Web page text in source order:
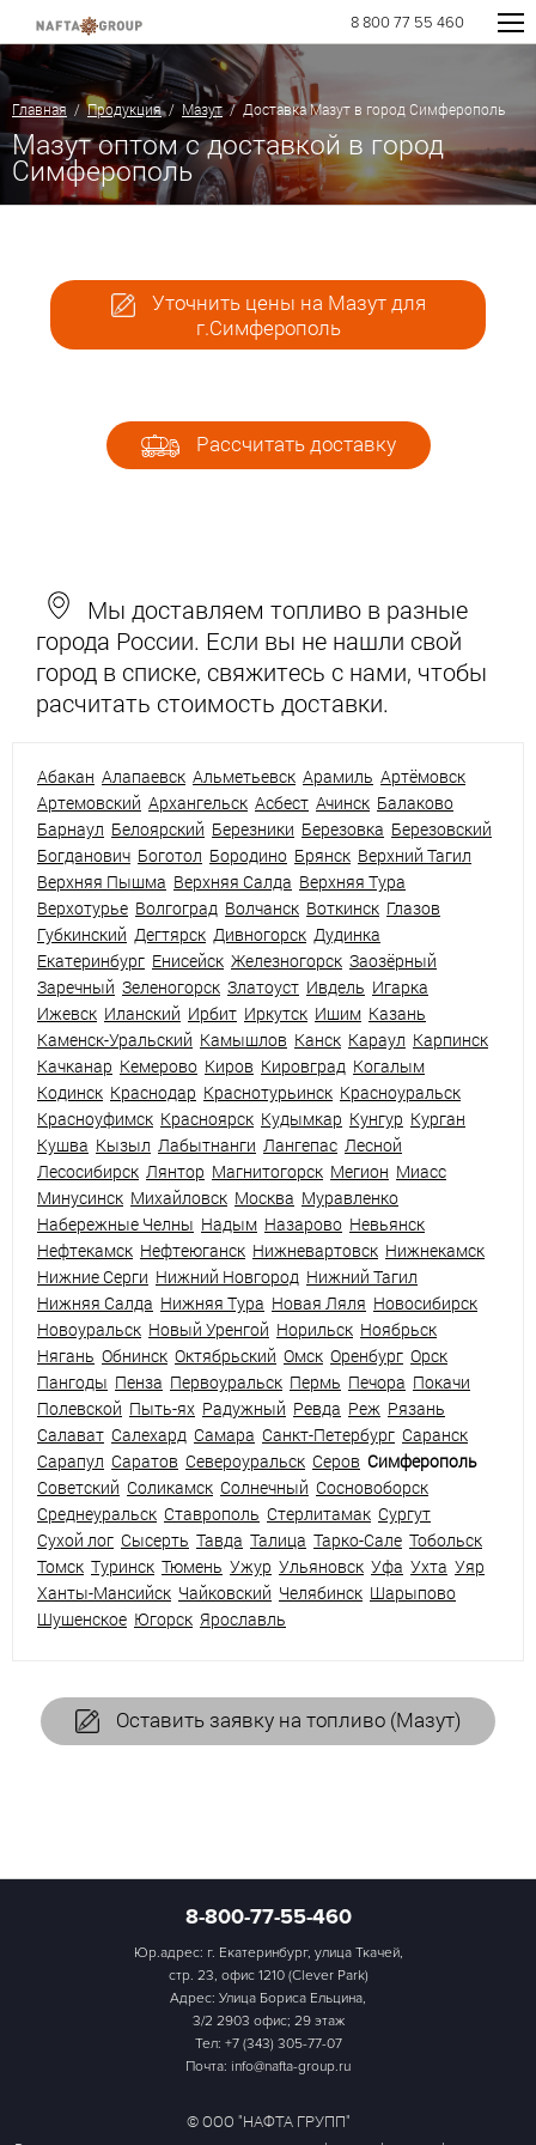
8 800 77 55 460
Главная /Продукция/ Мазут/ Доставка Мазут в город Симферополь
Мазут оптом с доставкой в город
Симферополь
Уточнить цены на Мазут для
г.Симферополь
Рассчитать доставку
Мы доставляем топливо в разные
города России. Если вы не нашли свой
город в списке, свяжитесь с нами, чтобы
расчитать стоимость доставки.
Абакан Алапаевск Альметьевск Арамиль Артёмовск
Артемовский Архангельск Асбест Ачинск Балаково
Барнаул Белоярский Березники Березовка Березовский
Богданович Боготол Бородино Брянск Верхний Тагил
Верхняя Пышма Верхняя Салда Верхняя Тура
Верхотурье Волгоград Волчанск Воткинск Глазов
Губкинский Дегтярск Дивногорск Дудинка
Екатеринбург Енисейск Железногорск Заозёрный
Заречный Зеленогорск Златоуст Ивдель Игарка
Ижевск Иланский Ирбит Иркутск Ишим Казань
Каменск-Уральский Камышлов Канск Караул Карпинск
Качканар Кемерово Киров Кировград Когалым
Кодинск Краснодар Краснотурьинск Красноуральск
Красноуфимск Красноярск Кудымкар Кунгур Курган
Кушва Кызыл Лабытнанги Лангепас Лесной
Лесосибирск Лянтор Магнитогорск Мегион Миасс
Минусинск Михайловск Москва Муравленко
Набережные Челны Надым Назарово Невьянск
Нефтекамск Нефтеюганск Нижневартовск Нижнекамск
Нижние Серги Нижний Новгород Нижний Тагил
Нижняя Салда Нижняя Тура Новая Ляля Новосибирск
Новоуральск Новый Уренгой Норильск Ноябрьск
Нягань Обнинск Октябрьский Омск Оренбург Орск
Пангоды Пенза Первоуральск Пермь Печора Покачи
Полевской Пыть-ях Радужный Ревда Реж Рязань
Салават Салехард Самара Санкт-Петербург Саранск
Сарапул Саратов Североуральск Серов Симферополь
Советский Соликамск Солнечный Сосновоборск
Среднеуральск Ставрополь Стерлитамак Сургут
Сухой лог Сысерть Тавда Талица Тарко-Сале Тобольск
Томск Туринск Тюмень Ужур Ульяновск Уфа Ухта Уяр
Ханты-Мансийск Чайковский Челябинск Шарыпово
Шушенское Югорск Ярославль
Оставить заявку на топливо (Мазут)
8-800-77-55-460
Юр.адрес: г. Екатеринбург, улица Ткачей,
стр. 23, офис 1210 (Clever Park)
Адрес: Улица Бориса Ельцина,
3/2 2903 офис; 29 этаж
Тел: +7 (343) 305-77-07
Почта: info@nafta-group.ru
© ООО "НАФТА ГРУПП"